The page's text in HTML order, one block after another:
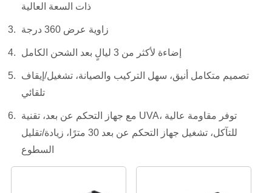
ذات السعة العالية
زاوية عرض 360 درجة
إضاءة لأكثر من 3 ليالٍ بعد الشحن الكامل
تصميم متكامل أنيق، سهل التركيب والصيانة، تشغيل/إيقاف
تلقائي
مع جهاز التحكم عن بعد، تقنية UVA، توفر مقاومة عالية
للتآكل، تشغيل جهاز التحكم عن بعد 30 مترًا، زيادة/تقليل
السطوع